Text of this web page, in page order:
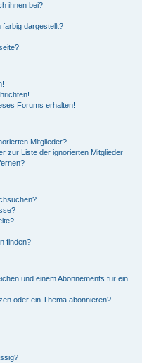
ihnen bei?
dargestellt?
Forums erhalten!
Mitglieder?
zur Liste der ignorierten Mitglieder
finden?
und einem Abonnements für ein
oder ein Thema abonnieren?